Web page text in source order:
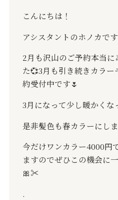
こんにちは！
アシスタントのホノカです
2月も沢山のご予約本当
た💞3月も引き続きカラー
約受付中です🌷
3月になって少し暖かくな
是非髪色も春カラーにし
今だけワンカラー4000円
ますのでぜひこの機会に
🎀✂︎
.